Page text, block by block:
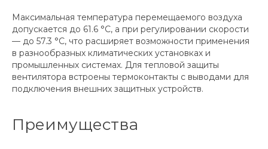
Максимальная температура перемещаемого воздуха
допускается до 61.6 °C, а при регулировании скорости
— до 57.3 °C, что расширяет возможности применения
в разнообразных климатических установках и
промышленных системах. Для тепловой защиты
вентилятора встроены термоконтакты с выводами для
подключения внешних защитных устройств.
Преимущества